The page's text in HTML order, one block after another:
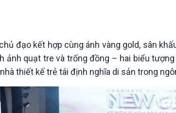
đạo kết hợp cùng ánh vàng gold, sân
ảnh quạt tre và trống đồng – hai biểu
thiết kế trẻ tái định nghĩa di sản trong